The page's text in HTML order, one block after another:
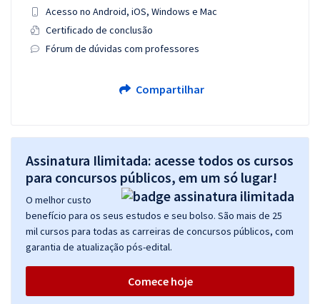
Acesso no Android, iOS, Windows e Mac
Certificado de conclusão
Fórum de dúvidas com professores
Compartilhar
Assinatura Ilimitada: acesse todos os cursos
para concursos públicos, em um só lugar!
O melhor custo
benefício para os seus estudos e seu bolso. São mais de 25
mil cursos para todas as carreiras de concursos públicos, com
garantia de atualização pós-edital.
Comece hoje